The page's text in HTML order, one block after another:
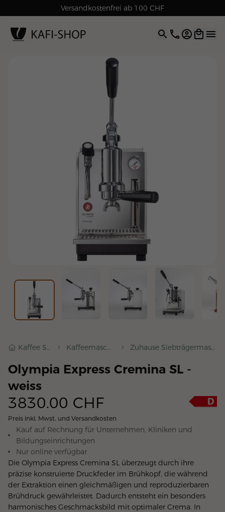
Versandkostenfrei ab 100 CHF
4.9| 5.0 Google
Open
Kaffee Shop Kaffeemaschinen Zuhause Siebträgermaschinen
Olympia Express Cremina SL -
weiss
3830.00 CHF
Preis inkl. Mwst. und Versandkosten
Kauf auf Rechnung für Unternehmen, Kliniken und
Bildungseinrichtungen
Nur online verfügbar
Die Olympia Express Cremina SL überzeugt durch ihre
präzise konstruierte Druckfeder im Brühkopf, die während
der Extraktion einen gleichmäßigen und reproduzierbaren
Brühdruck gewährleistet. Dadurch entsteht ein besonders
harmonisches Geschmacksbild mit optimaler Crema. In